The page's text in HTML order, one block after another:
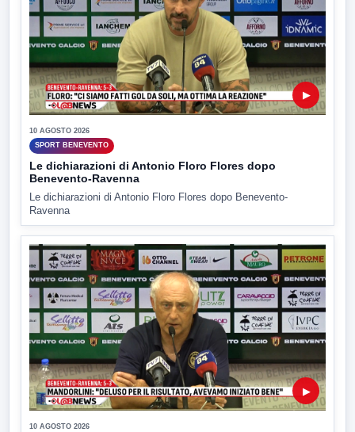
▶
10 AGOSTO 2026
SPORT BENEVENTO
Le dichiarazioni di Antonio Floro Flores dopo
Benevento-Ravenna
Le dichiarazioni di Antonio Floro Flores dopo Benevento-
Ravenna
▶
10 AGOSTO 2026